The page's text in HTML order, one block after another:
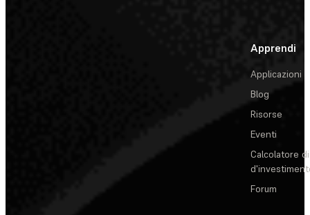
Apprendi
Applicazioni
Blog
Risorse
Eventi
Calcolatore
Forum